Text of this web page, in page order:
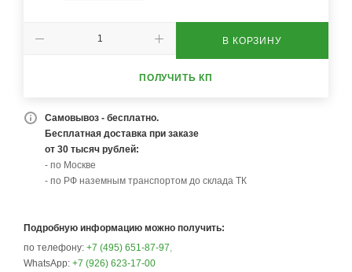
В КОРЗИНУ
ПОЛУЧИТЬ КП
Самовывоз - бесплатно.
Бесплатная доставка при заказе
от 30 тысяч рублей:
- по Москве
- по РФ наземным транспортом до склада ТК
Подробную информацию можно получить:
по телефону: +7 (495) 651-87-97,
WhatsApp: +7 (926) 623-17-00